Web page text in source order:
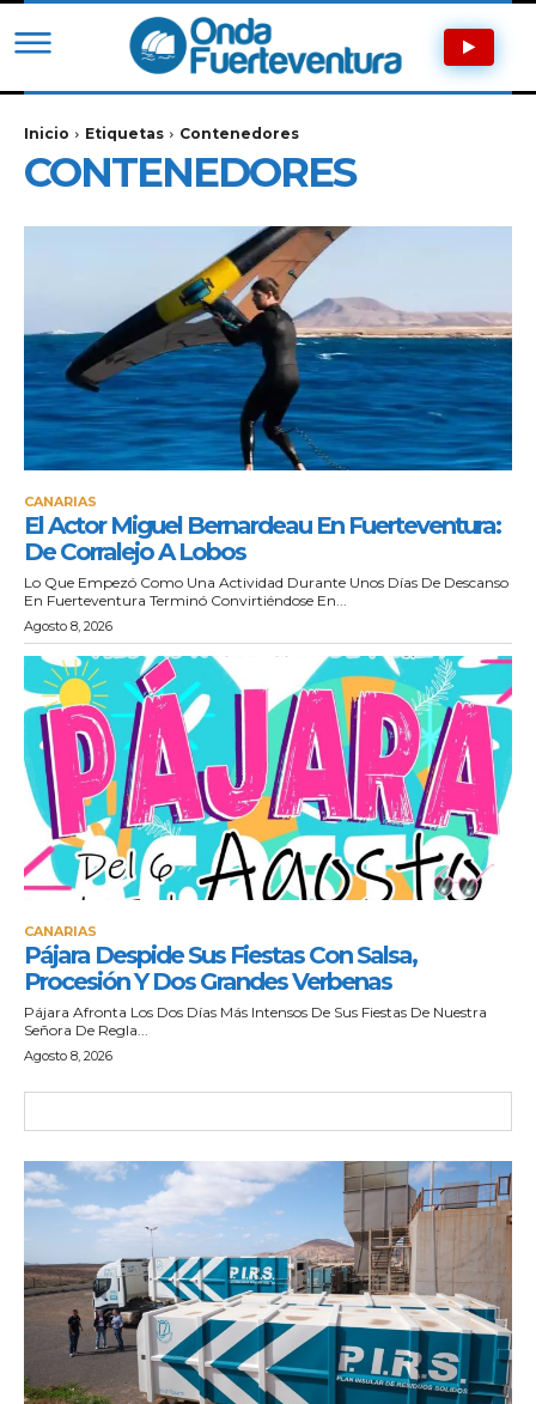
Inicio Etiquetas Contenedores
CONTENEDORES
CANARIAS
El Actor Miguel Bernardeau En Fuerteventura:
De Corralejo A Lobos
Lo Que Empezó Como Una Actividad Durante Unos Días De Descanso
En Fuerteventura Terminó Convirtiéndose En...
Agosto 8, 2026
CANARIAS
Pájara Despide Sus Fiestas Con Salsa,
Procesión Y Dos Grandes Verbenas
Pájara Afronta Los Dos Días Más Intensos De Sus Fiestas De Nuestra
Señora De Regla...
Agosto 8, 2026